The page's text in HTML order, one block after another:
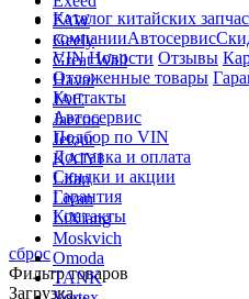
FAW
Geely
Great Wall
Haval
JAC
Jaecoo
Jetour
KAIYI
Lifan
Livan
LiXiang
Moskvich
Omoda
TANK
Каталог китайских
компанииАвтосервис
VIN Новости Отзывы
Отложенные товары
Контакты
Автосервис
Подбор по VIN
Доставка и оплата
Скидки и акции
Гарантия
Контакты
сброс
Фильтр товаров
Загрузка...